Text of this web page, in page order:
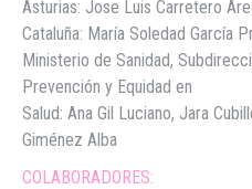
Asturias: Jose Luis Carretero
Cataluña: María Soledad García
Ministerio de Sanidad,
Prevención y Equidad en
Salud: Ana Gil Luciano, Jara
Giménez Alba
COLABORADORES: